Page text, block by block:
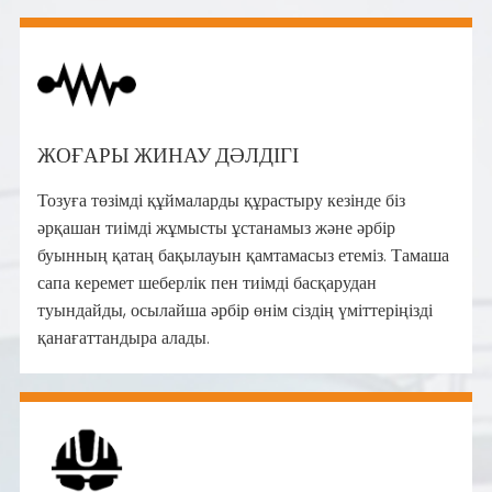
ЖОҒАРЫ ЖИНАУ ДӘЛДІГІ
Тозуға төзімді құймаларды құрастыру кезінде біз
әрқашан тиімді жұмысты ұстанамыз және әрбір
буынның қатаң бақылауын қамтамасыз етеміз. Тамаша
сапа керемет шеберлік пен тиімді басқарудан
туындайды, осылайша әрбір өнім сіздің үміттеріңізді
қанағаттандыра алады.